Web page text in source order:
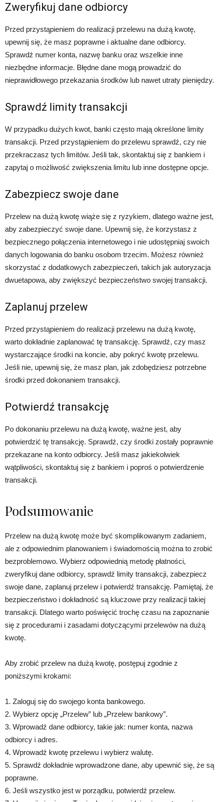
Zweryfikuj dane odbiorcy
Przed przystąpieniem do realizacji przelewu na dużą kwotę,
upewnij się, że masz poprawne i aktualne dane odbiorcy.
Sprawdź numer konta, nazwę banku oraz wszelkie inne
niezbędne informacje. Błędne dane mogą prowadzić do
nieprawidłowego przekazania środków lub nawet utraty pieniędzy.
Sprawdź limity transakcji
W przypadku dużych kwot, banki często mają określone limity
transakcji. Przed przystąpieniem do przelewu sprawdź, czy nie
przekraczasz tych limitów. Jeśli tak, skontaktuj się z bankiem i
zapytaj o możliwość zwiększenia limitu lub inne dostępne opcje.
Zabezpiecz swoje dane
Przelew na dużą kwotę wiąże się z ryzykiem, dlatego ważne jest,
aby zabezpieczyć swoje dane. Upewnij się, że korzystasz z
bezpiecznego połączenia internetowego i nie udostępniaj swoich
danych logowania do banku osobom trzecim. Możesz również
skorzystać z dodatkowych zabezpieczeń, takich jak autoryzacja
dwuetapowa, aby zwiększyć bezpieczeństwo swojej transakcji.
Zaplanuj przelew
Przed przystąpieniem do realizacji przelewu na dużą kwotę,
warto dokładnie zaplanować tę transakcję. Sprawdź, czy masz
wystarczające środki na koncie, aby pokryć kwotę przelewu.
Jeśli nie, upewnij się, że masz plan, jak zdobędziesz potrzebne
środki przed dokonaniem transakcji.
Potwierdź transakcję
Po dokonaniu przelewu na dużą kwotę, ważne jest, aby
potwierdzić tę transakcję. Sprawdź, czy środki zostały poprawnie
przekazane na konto odbiorcy. Jeśli masz jakiekolwiek
wątpliwości, skontaktuj się z bankiem i poproś o potwierdzenie
transakcji.
Podsumowanie
Przelew na dużą kwotę może być skomplikowanym zadaniem,
ale z odpowiednim planowaniem i świadomością można to zrobić
bezproblemowo. Wybierz odpowiednią metodę płatności,
zweryfikuj dane odbiorcy, sprawdź limity transakcji, zabezpiecz
swoje dane, zaplanuj przelew i potwierdź transakcję. Pamiętaj, że
bezpieczeństwo i dokładność są kluczowe przy realizacji takiej
transakcji. Dlatego warto poświęcić trochę czasu na zapoznanie
się z procedurami i zasadami dotyczącymi przelewów na dużą
kwotę.
Aby zrobić przelew na dużą kwotę, postępuj zgodnie z
poniższymi krokami:
1. Zaloguj się do swojego konta bankowego.
2. Wybierz opcję „Przelew” lub „Przelew bankowy”.
3. Wprowadź dane odbiorcy, takie jak: numer konta, nazwa
odbiorcy i adres.
4. Wprowadź kwotę przelewu i wybierz walutę.
5. Sprawdź dokładnie wprowadzone dane, aby upewnić się, że są
poprawne.
6. Jeśli wszystko jest w porządku, potwierdź przelew.